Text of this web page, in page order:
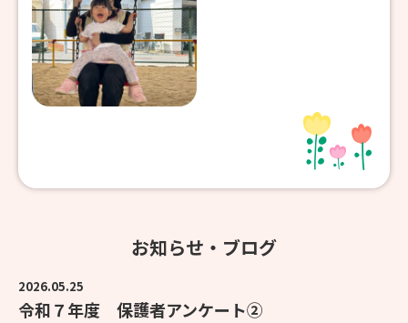
お知らせ・ブログ
2026.05.25
令和７年度 保護者アンケート②